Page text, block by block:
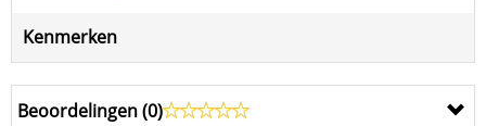
Kenmerken
Beoordelingen (0)